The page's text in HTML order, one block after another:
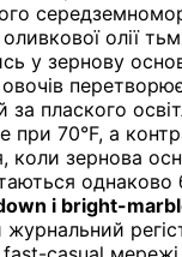
олії
у зернову
плаского
при 70°F, а
коли зернова
і bright-